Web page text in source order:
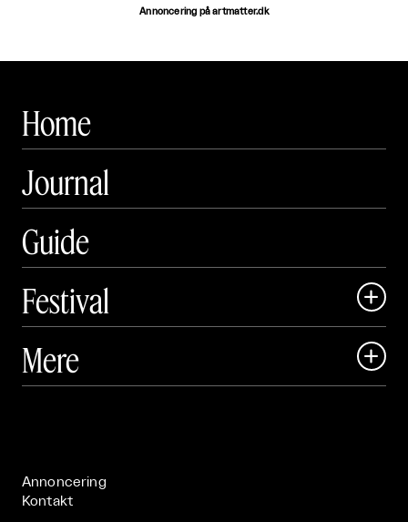
Annoncering på artmatter.dk
Home
Journal
Guide
Festival

 Art Matter Festival
Mere 
Annoncering
Kontakt